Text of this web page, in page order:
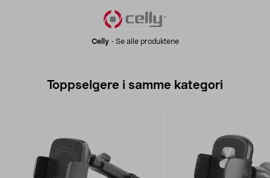
Celly- Se alle produktene
Toppselgere i samme kategori